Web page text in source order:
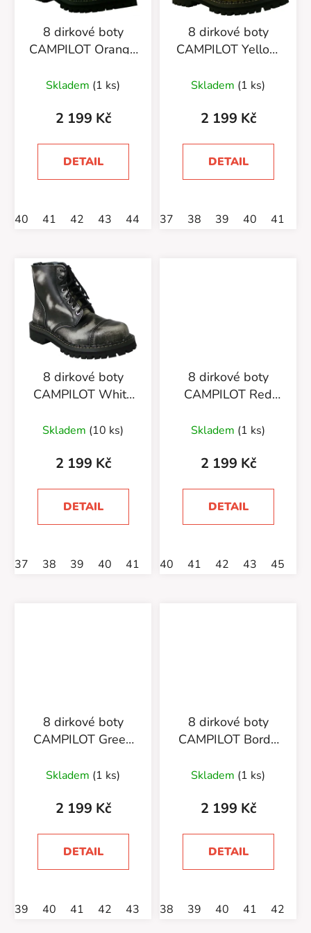
8 dirkové boty
CAMPILOT Orange
hodnocení
produktu
5,0
z
Skladem (1 ks)
2 199 Kč
DETAIL
40 41 42 43 44 45
8 dirkové boty
CAMPILOT Yellow
Skladem (1 ks)
2 199 Kč
DETAIL
37 38 39 40 41
8 dirkové boty
CAMPILOT White
Skladem (10 ks)
2 199 Kč
DETAIL
37 38 39 40 41 42 44 45 46
8 dirkové boty
CAMPILOT Red
Skladem (1 ks)
2 199 Kč
DETAIL
40 41 42 43 45
8 dirkové boty
CAMPILOT Green
Skladem (1 ks)
2 199 Kč
DETAIL
39 40 41 42 43 44 45 47
8 dirkové boty
CAMPILOT Bordo
Skladem (1 ks)
2 199 Kč
DETAIL
38 39 40 41 42